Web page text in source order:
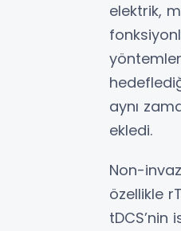
elektrik,
aynı
ekledi.
Non-
özellikle
tDCS’nin